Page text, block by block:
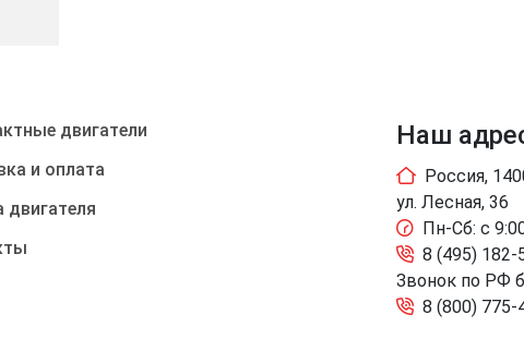
двигатели
и оплата
двигателя
Наш
Россия,
ул. Лесная, 36
Пн-Сб: с
8 (495) 182-
Звонок по РФ
8 (800) 775-